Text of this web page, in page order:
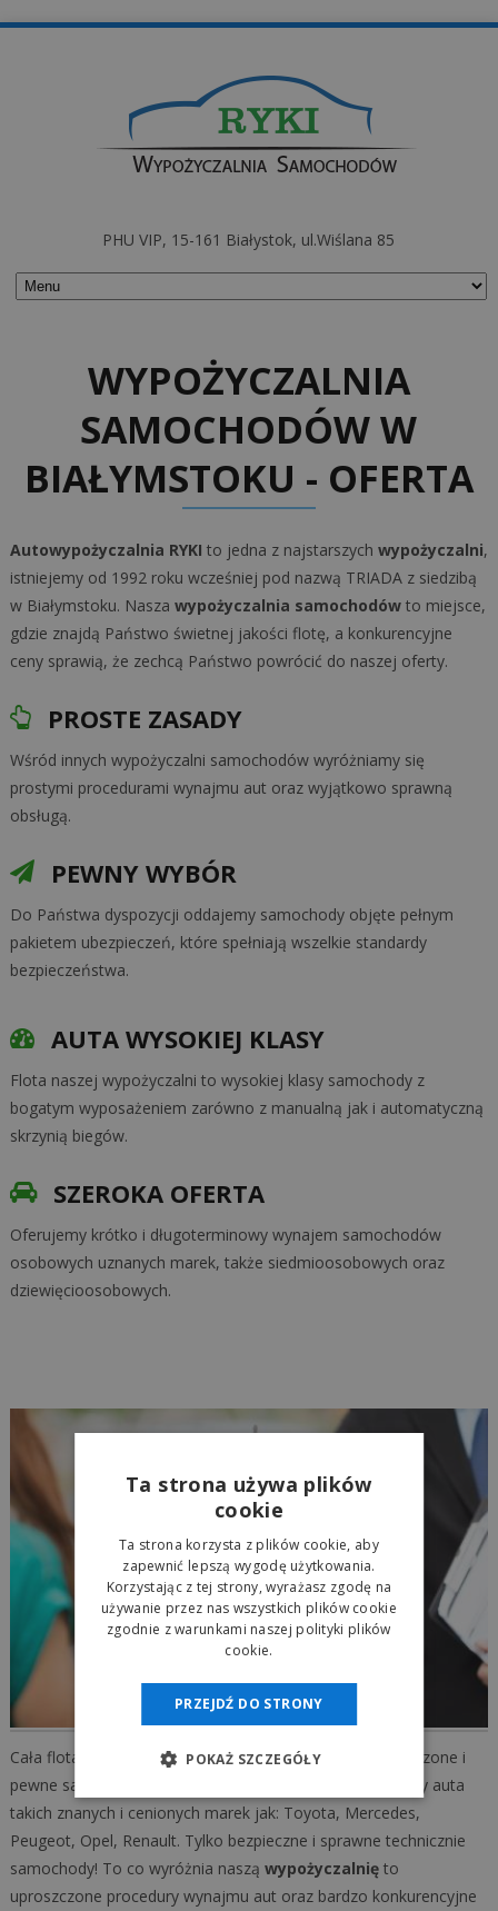
PHU VIP, 15-161 Białystok, ul.Wiślana 85
WYPOŻYCZALNIA
SAMOCHODÓW W
BIAŁYMSTOKU - OFERTA
Autowypożyczalnia RYKI to jedna z najstarszych wypożyczalni,
istniejemy od 1992 roku wcześniej pod nazwą TRIADA z siedzibą
w Białymstoku. Nasza wypożyczalnia samochodówto miejsce,
gdzie znajdą Państwo świetnej jakości flotę, a konkurencyjne
ceny sprawią, że zechcą Państwo powrócić do naszej oferty.
PROSTE ZASADY
Wśród innych wypożyczalni samochodów wyróżniamy się
prostymi procedurami wynajmu aut oraz wyjątkowo sprawną
obsługą.
PEWNY WYBÓR
Do Państwa dyspozycji oddajemy samochody objęte pełnym
pakietem ubezpieczeń, które spełniają wszelkie standardy
bezpieczeństwa.
AUTA WYSOKIEJ KLASY
Flota naszej wypożyczalni to wysokiej klasy samochody z
bogatym wyposażeniem zarówno z manualną jak i automatyczną
skrzynią biegów.
SZEROKA OFERTA
Oferujemy krótko i długoterminowy wynajem samochodów
osobowych uznanych marek, także siedmioosobowych oraz
dziewięcioosobowych.
Cała flota aut naszejautowypożyczalnito tylko sprawdzone i
pewne samochody. W naszej ofercie wynajmu posiadamy auta
takich znanych i cenionych marek jak: Toyota, Mercedes,
Peugeot, Opel, Renault. Tylko bezpieczne i sprawne technicznie
samochody! To co wyróżnia naszą wypożyczalnięto
uproszczone procedury wynajmu aut oraz bardzo konkurencyjne
Ta strona używa plików
cookie
Ta strona korzysta z plików cookie, aby
zapewnić lepszą wygodę użytkowania.
Korzystając z tej strony, wyrażasz zgodę na
używanie przez nas wszystkich plików cookie
zgodnie z warunkami naszej polityki plików
cookie.
PRZEJDŹ DO STRONY
POKAŻ SZCZEGÓŁY